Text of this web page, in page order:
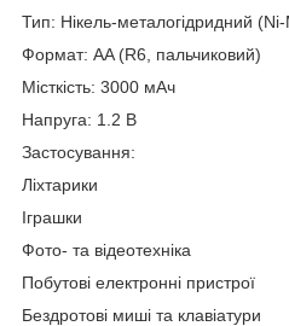
Тип: Нікель-металогідридний
Формат: AA (R6, пальчиковий)
Місткість: 3000 мАч
Напруга: 1.2 В
Застосування:
Ліхтарики
Іграшки
Фото- та відеотехніка
Побутові електронні пристрої
Бездротові миші та клавіатури